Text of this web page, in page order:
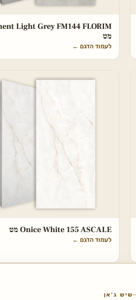
Light Grey FM144 FLORIM
מט
לעמוד הדגם ←
Onice White 155 ASCALE מט
לעמוד הדגם ←
שיש ג'אן